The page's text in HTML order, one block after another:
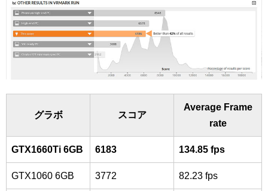
グラボ スコア
Average Frame
rate
GTX1660Ti 6GB 6183 134.85 fps
GTX1060 6GB 3772 82.23 fps